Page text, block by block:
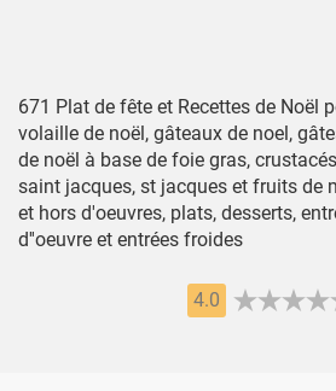
671 Plat de fête et Recettes de Noël
volaille de noël, gâteaux de noel,
de noël à base de foie gras,
saint jacques, st jacques et fruits de
et hors d'oeuvres, plats, desserts,
d''oeuvre et entrées froides
4.0